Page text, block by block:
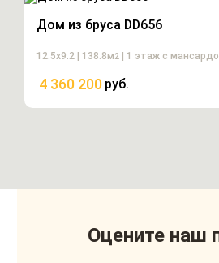
Дом из бруса DD656
12.5х9.2 | 138.8м2 | 1 этаж с
4 360 200 руб.
Оцените наш